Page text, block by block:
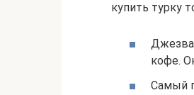
купить турку
Джезва
кофе.
Самый